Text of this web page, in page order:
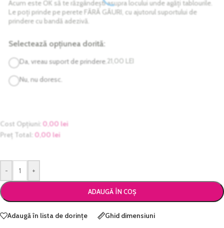
Acum este OK să te răzgândești asupra locului unde agăți tablourile.
Le poți prinde pe perete FĂRĂ GĂURI, cu ajutorul suportului de
prindere cu bandă adezivă.
Selectează opțiunea dorită:
Da, vreau suport de prindere. 21,00 LEI
Nu, nu doresc.
Cost Opțiuni: 0,00lei
Preț Total: 0,00lei
- +
ADAUGĂ ÎN COȘ
Adaugă în lista de dorințe Ghid dimensiuni